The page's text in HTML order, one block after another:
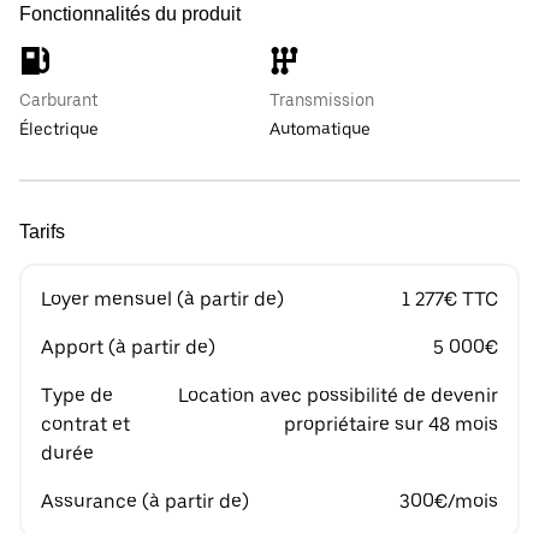
Fonctionnalités du produit
Carburant
Électrique
Transmission
Automatique
Tarifs
Loyer mensuel (à partir de) 1 277€ TTC
Apport (à partir de) 5 000€
Type de
contrat et
durée
Location avec possibilité de devenir
propriétaire sur 48 mois
Assurance (à partir de) 300€/mois